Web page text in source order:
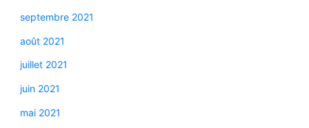
septembre 2021
août 2021
juillet 2021
juin 2021
mai 2021